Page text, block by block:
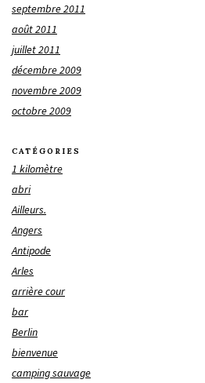
septembre 2011
août 2011
juillet 2011
décembre 2009
novembre 2009
octobre 2009
CATÉGORIES
1 kilomètre
abri
Ailleurs.
Angers
Antipode
Arles
arrière cour
bar
Berlin
bienvenue
camping sauvage